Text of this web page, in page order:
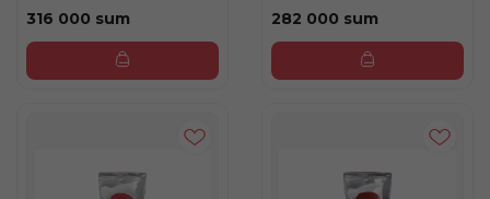
316 000 sum 282 000 sum